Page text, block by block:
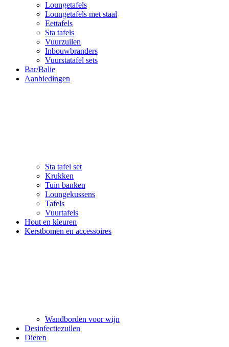
Loungetafels
Loungetafels met staal
Eettafels
Sta tafels
Vuurzuilen
Inbouwbranders
Vuurstatafel sets
Bar/Balie
Aanbiedingen
Sta tafel set
Krukken
Tuin banken
Loungekussens
Tafels
Vuurtafels
Hout en kleuren
Kerstbomen en accessoires
Wandborden voor wijn
Desinfectiezuilen
Dieren